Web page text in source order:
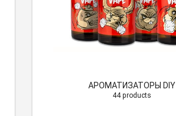
АРОМАТИЗАТОРЫ DIY
44 products